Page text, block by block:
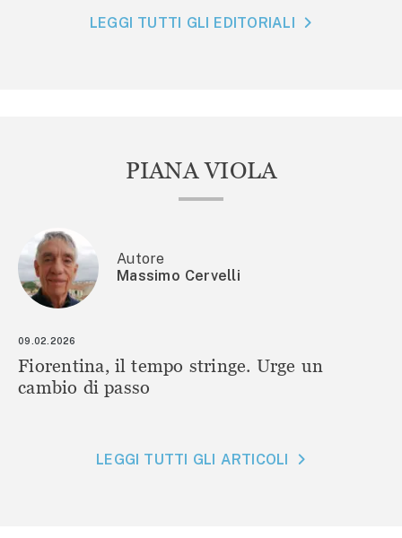
LEGGI TUTTI GLI EDITORIALI
PIANA VIOLA
Autore
Massimo Cervelli
09.02.2026
Fiorentina, il tempo stringe. Urge un
cambio di passo
LEGGI TUTTI GLI ARTICOLI